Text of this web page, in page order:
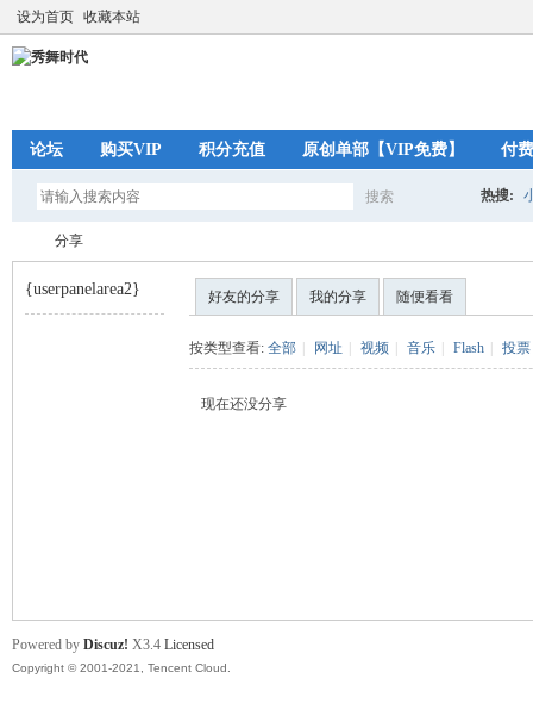
设为首页 收藏本站
论坛 购买VIP 积分充值 原创单部【VIP免费】 付
搜索 热搜:
分享
{userpanelarea2} 好友的分享 我的分享 随便看看
按类型查看: 全部 网址 视频 音乐 Flash 投票
现在还没分享
Powered by Discuz! X3.4 Licensed
Copyright © 2001-2021, Tencent Cloud.